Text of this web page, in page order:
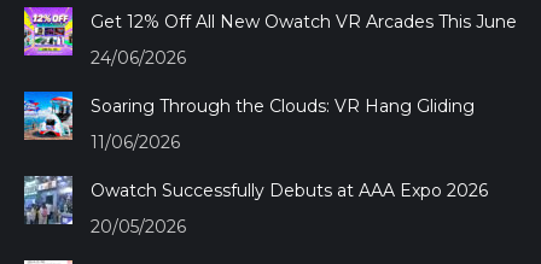
in
new
in
in
in
Get 12% Off All New Owatch VR Arcades This June
24/06/2026
Soaring Through the Clouds: VR Hang Gliding
11/06/2026
Owatch Successfully Debuts at AAA Expo 2026
20/05/2026